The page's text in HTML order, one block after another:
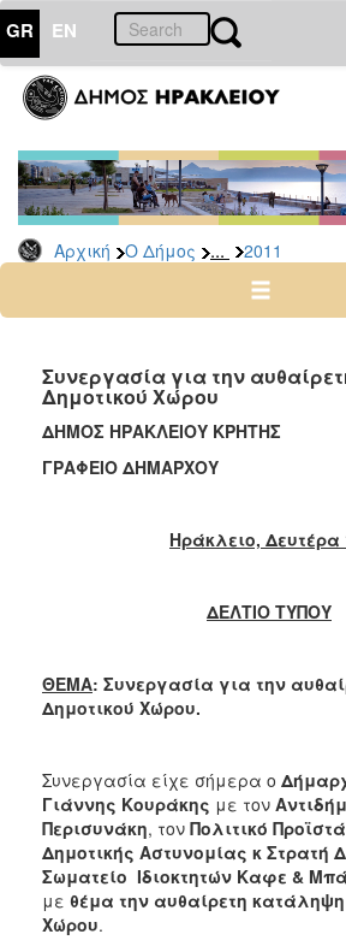
GR EN
Αρχική Ο Δήμος ... 2011
ΔΗΜΟΣ
Δελτία
Τύπου
Αρχείο
2026
2024
2022
2021
2020
2013
2012
2010
2006
Συνεργασία για την
Δημοτικού Χώρου
ΔΗΜΟΣ ΗΡΑΚΛΕΙΟΥ ΚΡΗΤΗΣ
ΓΡΑΦΕΙΟ ΔΗΜΑΡΧΟΥ
Ηράκλειο, Δευτέρα
ΔΕΛΤΙΟ ΤΥΠΟΥ
ΘΕΜΑ: Συνεργασία για την
Δημοτικού Χώρου.
Συνεργασία είχε σήμερα ο
Γιάννης Κουράκης με τον
Περισυνάκη, τον Πολιτικό
Δημοτικής Αστυνομίας κ Στρατή
Σωματείο Ιδιοκτητών Καφε &
με θέμα την αυθαίρετη
Χώρου.